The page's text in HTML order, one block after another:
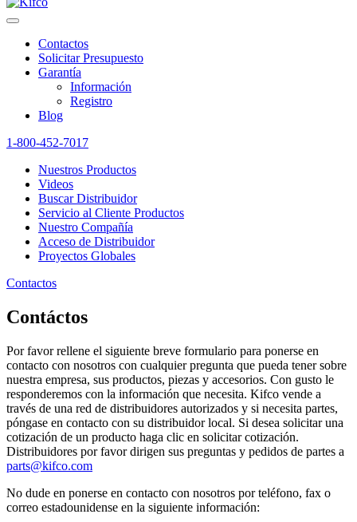
Contactos
Solicitar Presupuesto
Garantía
Información
Registro
Blog
1-800-452-7017
Nuestros Productos
Videos
Buscar Distribuidor
Servicio al Cliente Productos
Nuestro Compañía
Acceso de Distribuidor
Proyectos Globales
Contactos
Contáctos
Por favor rellene el siguiente breve formulario para ponerse en
contacto con nosotros con cualquier pregunta que pueda tener sobre
nuestra empresa, sus productos, piezas y accesorios. Con gusto le
responderemos con la información que necesita. Kifco vende a
través de una red de distribuidores autorizados y si necesita partes,
póngase en contacto con su distribuidor local. Si desea solicitar una
cotización de un producto haga clic en solicitar cotización.
Distribuidores por favor dirigen sus preguntas y pedidos de partes a
parts@kifco.com
No dude en ponerse en contacto con nosotros por teléfono, fax o
correo estadounidense en la siguiente información: